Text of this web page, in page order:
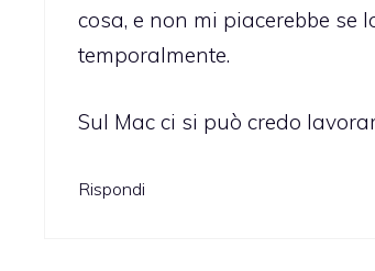
cosa, e non mi piacerebbe se
temporalmente.
Sul Mac ci si può credo
Rispondi